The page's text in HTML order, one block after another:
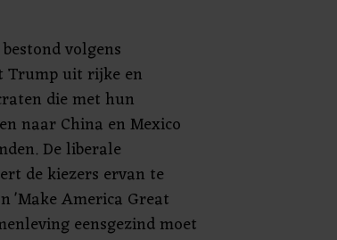
volgens
Trump uit rijke en
die met hun
naar China en Mexico
De liberale
de kiezers ervan te
'Make America Great
eensgezind moet